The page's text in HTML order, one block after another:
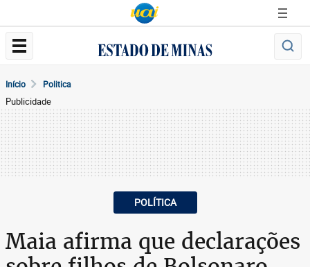
Início Politica
Publicidade
POLÍTICA
Maia afirma que declarações